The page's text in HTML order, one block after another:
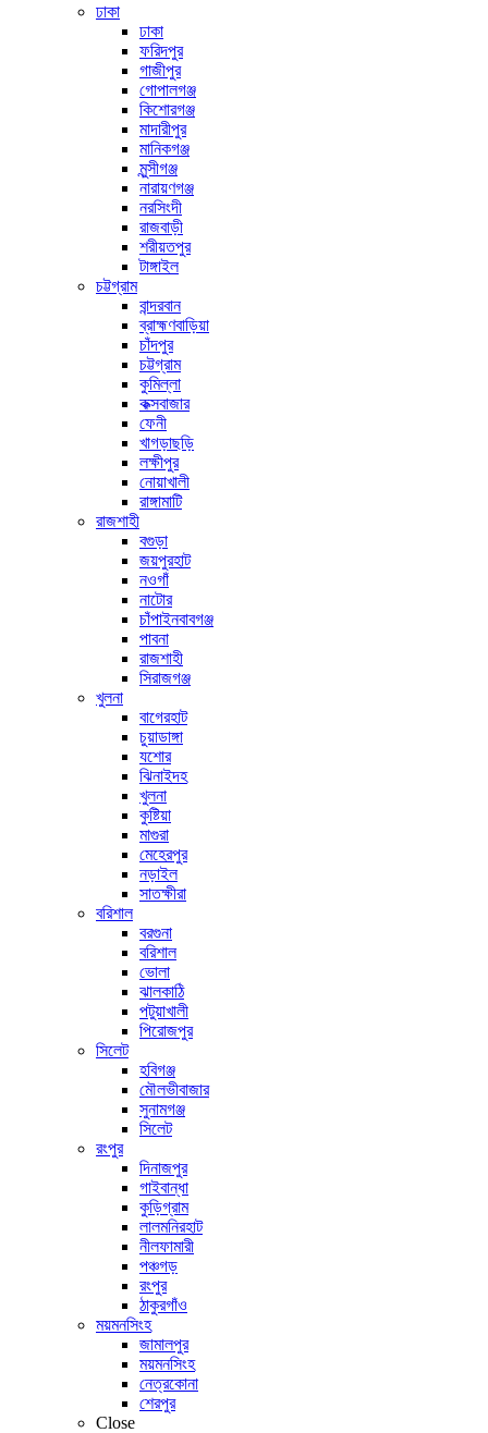
ঢাকা
ঢাকা
ফরিদপুর
গাজীপুর
গোপালগঞ্জ
কিশোরগঞ্জ
মাদারীপুর
মানিকগঞ্জ
মুন্সীগঞ্জ
নারায়ণগঞ্জ
নরসিংদী
রাজবাড়ী
শরীয়তপুর
টাঙ্গাইল
চট্টগ্রাম
বান্দরবান
ব্রাহ্মণবাড়িয়া
চাঁদপুর
চট্টগ্রাম
কুমিল্লা
কক্সবাজার
ফেনী
খাগড়াছড়ি
লক্ষীপুর
নোয়াখালী
রাঙ্গামাটি
রাজশাহী
বগুড়া
জয়পুরহাট
নওগাঁ
নাটোর
চাঁপাইনবাবগঞ্জ
পাবনা
রাজশাহী
সিরাজগঞ্জ
খুলনা
বাগেরহাট
চুয়াডাঙ্গা
যশোর
ঝিনাইদহ
খুলনা
কুষ্টিয়া
মাগুরা
মেহেরপুর
নড়াইল
সাতক্ষীরা
বরিশাল
বরগুনা
বরিশাল
ভোলা
ঝালকাঠি
পটুয়াখালী
পিরোজপুর
সিলেট
হবিগঞ্জ
মৌলভীবাজার
সুনামগঞ্জ
সিলেট
রংপুর
দিনাজপুর
গাইবান্ধা
কুড়িগ্রাম
লালমনিরহাট
নীলফামারী
পঞ্চগড়
রংপুর
ঠাকুরগাঁও
ময়মনসিংহ
জামালপুর
ময়মনসিংহ
নেত্রকোনা
শেরপুর
Close